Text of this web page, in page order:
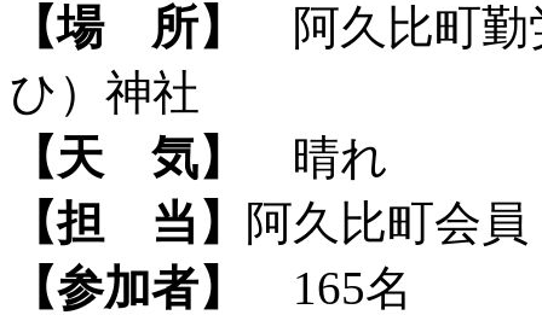
【場 所】
阿久比町
ひ）神社
【天 気】
晴れ
【担 当】 阿久比町会員
【参加者】
165名